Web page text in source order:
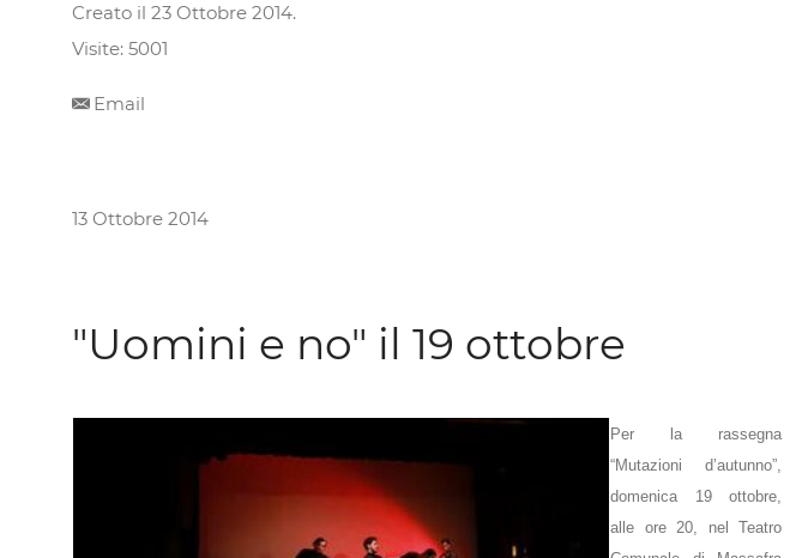
Creato il 23 Ottobre 2014.
Visite: 5001
Email
13 Ottobre 2014
"Uomini e no" il 19 ottobre
Per la rassegna
“Mutazioni d’autunno”,
domenica 19 ottobre,
alle ore 20, nel Teatro